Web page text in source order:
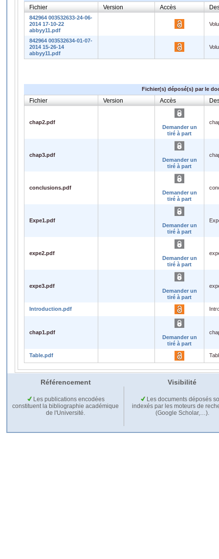
Fichier Version Accès
842964 003532633-24-06-
2014 17-10-22
abbyy11.pdf
842964 003532634-01-07-
2014 15-26-14
abbyy11.pdf
Fichier(s) déposé(s) par le
Fichier Version Accès
chap2.pdf
Demander un
tiré à part
chap3.pdf
Demander un
tiré à part
conclusions.pdf
Demander un
tiré à part
Expe1.pdf
Demander un
tiré à part
expe2.pdf
Demander un
tiré à part
expe3.pdf
Demander un
tiré à part
Introduction.pdf
chap1.pdf
Demander un
tiré à part
Table.pdf
Référencement Visibilité
Les publications encodées
constituent la bibliographie académique
de l'Université.
Les documents déposés
indexés par les moteurs de
(Google Scholar,…).